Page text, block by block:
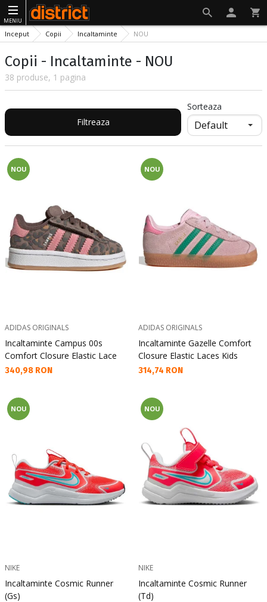
MENIU
Inceput Copii Incaltaminte NOU
Copii - Incaltaminte - NOU
38 produse, 1 pagina
Filtreaza
Sorteaza
NOU
ADIDAS ORIGINALS
Incaltaminte Campus 00s
Comfort Closure Elastic Lace
Текуща цена:
340,98 RON
NOU
ADIDAS ORIGINALS
Incaltaminte Gazelle Comfort
Closure Elastic Laces Kids
Текуща цена:
314,74 RON
NOU
NIKE
Incaltaminte Cosmic Runner
(Gs)
NOU
NIKE
Incaltaminte Cosmic Runner
(Td)